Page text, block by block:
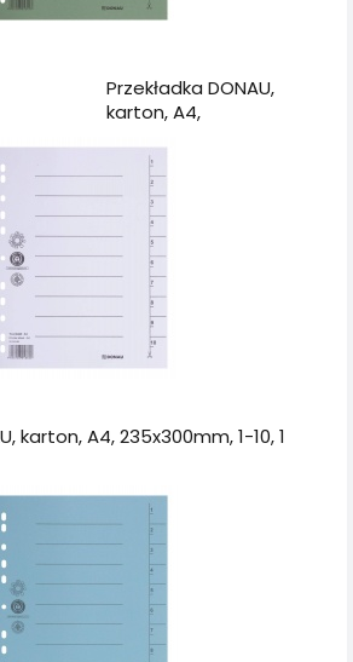
Przekładka DONAU,
karton, A4,
karta, biała
karton, A4, 235x300mm, 1-10, 1